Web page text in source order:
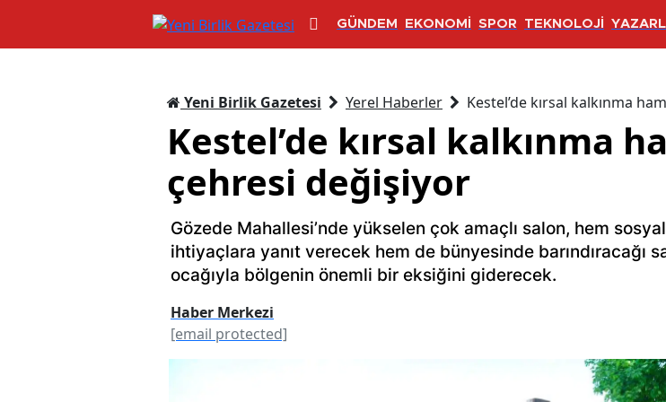
GÜNDEM EKONOMİ SPOR TEKNOLOJİ
Yeni Birlik Gazetesi Yerel Haberler Kestel’de kırsal kalkınma
Kestel’de kırsal kalkınma
çehresi değişiyor
Gözede Mahallesi’nde yükselen çok amaçlı salon, hem sosyal
ihtiyaçlara yanıt verecek hem de bünyesinde barındıracağı
ocağıyla bölgenin önemli bir eksiğini giderecek.
Haber Merkezi
[email protected]